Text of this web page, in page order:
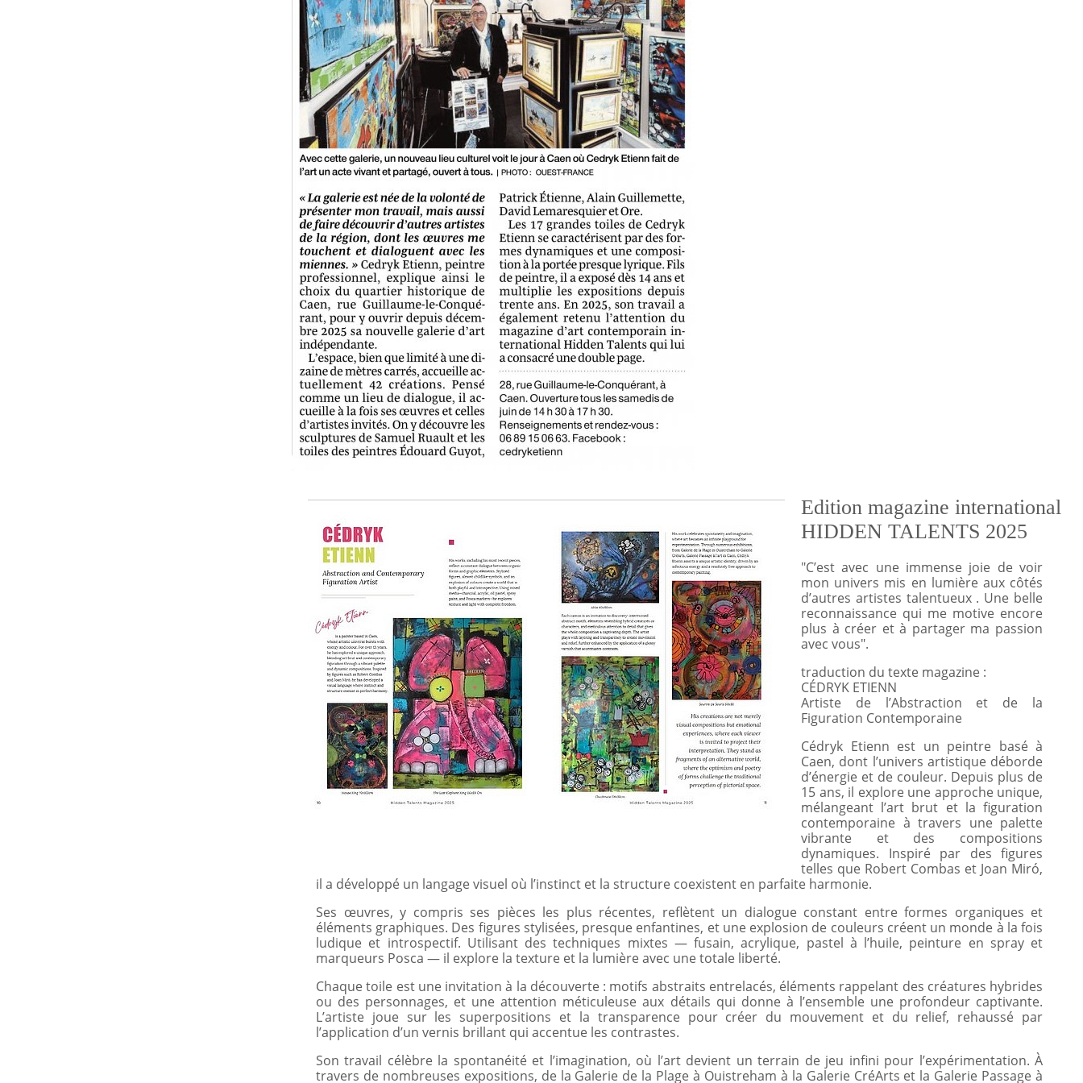
Edition magazine international
HIDDEN TALENTS 2025
"C’est avec une immense joie de voir
mon univers mis en lumière aux côtés
d’autres artistes talentueux . Une belle
reconnaissance qui me motive encore
plus à créer et à partager ma passion
avec vous".
traduction du texte magazine :
CÉDRYK ETIENN
Artiste de l’Abstraction et de la
Figuration Contemporaine
Cédryk Etienn est un peintre basé à
Caen, dont l’univers artistique déborde
d’énergie et de couleur. Depuis plus de
15 ans, il explore une approche unique,
mélangeant l’art brut et la figuration
contemporaine à travers une palette
vibrante et des compositions
dynamiques. Inspiré par des figures
telles que Robert Combas et Joan Miró,
il a développé un langage visuel où l’instinct et la structure coexistent en parfaite harmonie.
Ses œuvres, y compris ses pièces les plus récentes, reflètent un dialogue constant entre formes organiques et
éléments graphiques. Des figures stylisées, presque enfantines, et une explosion de couleurs créent un monde à la fois
ludique et introspectif. Utilisant des techniques mixtes — fusain, acrylique, pastel à l’huile, peinture en spray et
marqueurs Posca — il explore la texture et la lumière avec une totale liberté.
Chaque toile est une invitation à la découverte : motifs abstraits entrelacés, éléments rappelant des créatures hybrides
ou des personnages, et une attention méticuleuse aux détails qui donne à l’ensemble une profondeur captivante.
L’artiste joue sur les superpositions et la transparence pour créer du mouvement et du relief, rehaussé par
l’application d’un vernis brillant qui accentue les contrastes.
Son travail célèbre la spontanéité et l’imagination, où l’art devient un terrain de jeu infini pour l’expérimentation. À
travers de nombreuses expositions, de la Galerie de la Plage à Ouistreham à la Galerie CréArts et la Galerie Passage à